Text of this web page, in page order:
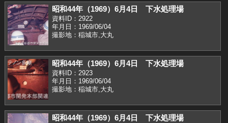
昭和44年（1969）6月4日 下水処理場
資料ID：2922
年月日：1969/06/04
撮影地：稲城市,大丸
昭和44年（1969）6月4日 下水処理場
資料ID：2923
年月日：1969/06/04
撮影地：稲城市,大丸
昭和44年（1969）6月4日 下水処理場